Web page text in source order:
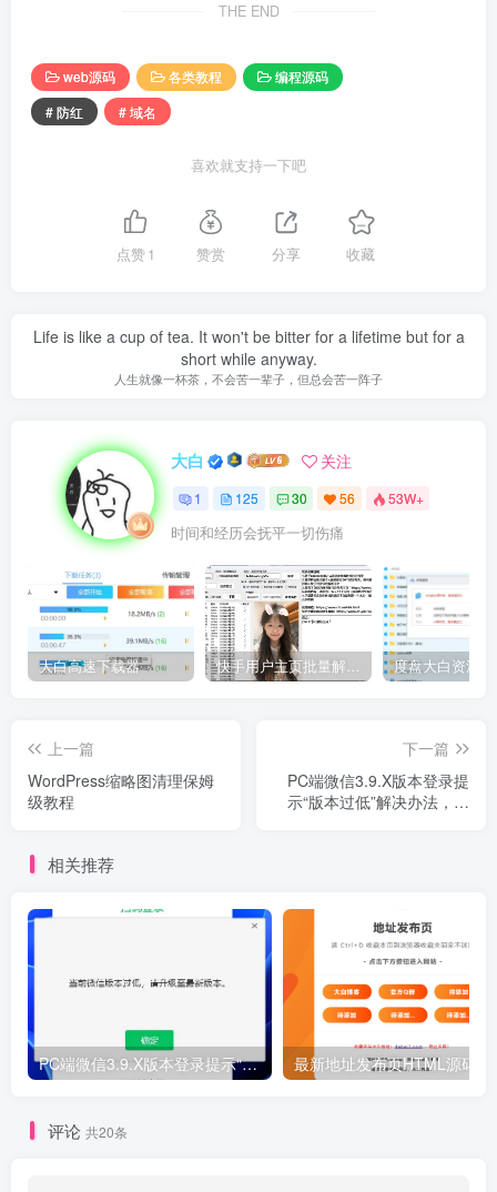
THE END
web源码 各类教程
编程源码
# 防红
# 域名
喜欢就支持一下吧
点赞1 赞赏 分享 收藏
Life is like a cup of tea. It won't be bitter for a lifetime but for a
short while anyway.
人生就像一杯茶，不会苦一辈子，但总会苦一阵子
大白 关注
1 125 30 56 53W+
时间和经历会抚平一切伤痛
大白高速下载器 快手用户主页批量解析工具V2.3
上一篇
WordPress缩略图清理保姆
级教程
下一篇
PC端微信3.9.X版本登录提
示“版本过低”解决办法，亲
相关推荐
PC端微信3.9.X版本登录提示“版本过低”解决办法，亲测可用
评论 共20条